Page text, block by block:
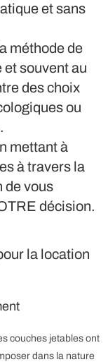
et sans
méthode de
et souvent au
des choix
ou
mettant à
à travers la
de vous
décision.
la location
couches jetables ont
dans la nature